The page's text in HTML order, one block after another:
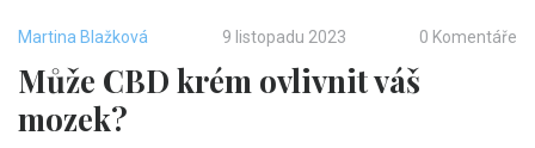
Martina Blažková 9 listopadu 2023 0 Komentáře
Může CBD krém ovlivnit váš
mozek?